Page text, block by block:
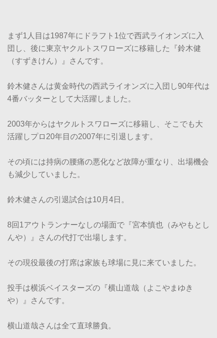
まず1人目は1987年にドラフト1位で西武ライオンズに入
団し、後に東京ヤクルトスワローズに移籍した『鈴木健
（すずきけん）』さんです。
鈴木健さんは黄金時代の西武ライオンズに入団し90年代は
4番バッターとして大活躍しました。
2003年からはヤクルトスワローズに移籍し、そこでも大
活躍しプロ20年目の2007年に引退します。
その頃には持病の腰痛の悪化など故障が重なり、出場機会
も減少していました。
鈴木健さんの引退試合は10月4日。
8回1アウトランナーなしの場面で『宮本慎也（みやもとし
んや）』さんの代打で出場します。
その現役最後の打席は家族も球場に見に来ていました。
投手は横浜ベイスターズの『横山道哉（よこやまゆき
や）』さんです。
横山道哉さんは全て直球勝負。